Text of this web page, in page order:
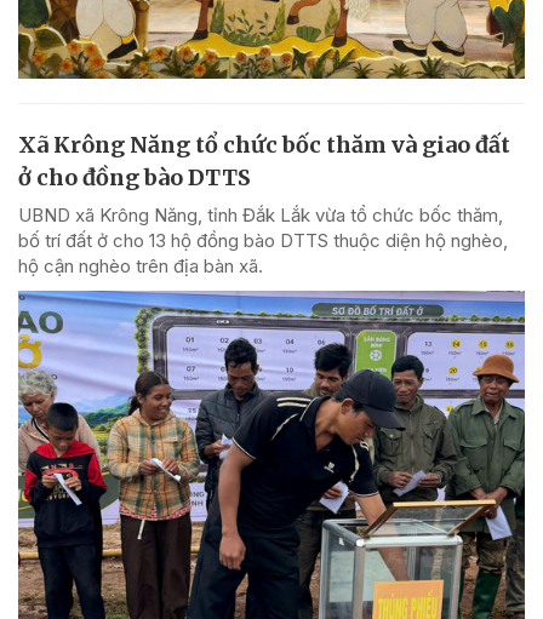
Xã Krông Năng tổ chức bốc thăm và giao đất
ở cho đồng bào DTTS
UBND xã Krông Năng, tỉnh Đắk Lắk vừa tổ chức bốc thăm,
bố trí đất ở cho 13 hộ đồng bào DTTS thuộc diện hộ nghèo,
hộ cận nghèo trên địa bàn xã.